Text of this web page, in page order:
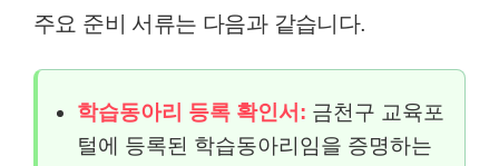
주요 준비 서류는 다음과 같습니다.
학습동아리 등록 확인서: 금천구 교육포
털에 등록된 학습동아리임을 증명하는